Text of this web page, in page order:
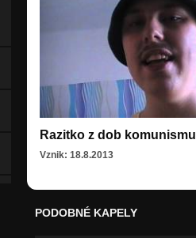
Razitko z dob komunismu
Vznik: 18.8.2013
PODOBNÉ KAPELY